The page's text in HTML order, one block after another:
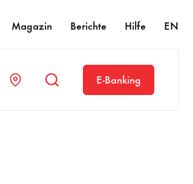
Magazin Berichte Hilfe EN
E-​Banking